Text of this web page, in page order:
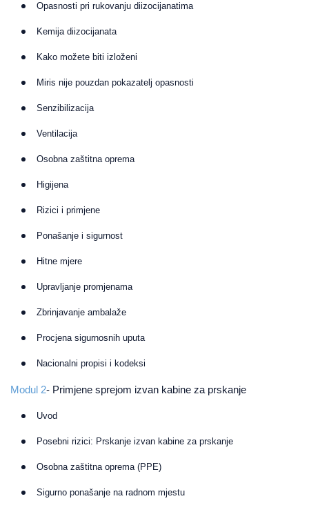
Opasnosti pri rukovanju diizocijanatima
Kemija diizocijanata
Kako možete biti izloženi
Miris nije pouzdan pokazatelj opasnosti
Senzibilizacija
Ventilacija
Osobna zaštitna oprema
Higijena
Rizici i primjene
Ponašanje i sigurnost
Hitne mjere
Upravljanje promjenama
Zbrinjavanje ambalaže
Procjena sigurnosnih uputa
Nacionalni propisi i kodeksi
Modul 2- Primjene sprejom izvan kabine za prskanje
Uvod
Posebni rizici: Prskanje izvan kabine za prskanje
Osobna zaštitna oprema (PPE)
Sigurno ponašanje na radnom mjestu